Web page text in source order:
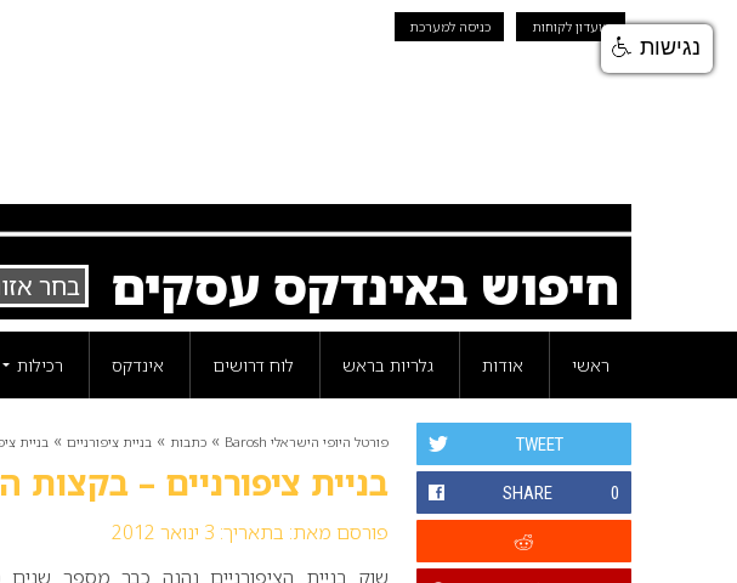
מועדון לקוחות כניסה למערכת
חיפוש באינדקס עסקים
ראשי אודות גלריות בראש לוח דרושים אינדקס רכילות
פורטל היופי הישראלי Barosh » כתבות » בניית ציפורניים » בניית
בניית ציפורניים – בקצות
פורסם מאת: בתאריך: 3 ינואר 2012
TWEET
SHARE 0
שוק בניית הציפורניים נהנה כבר מספר שנים
נגישות